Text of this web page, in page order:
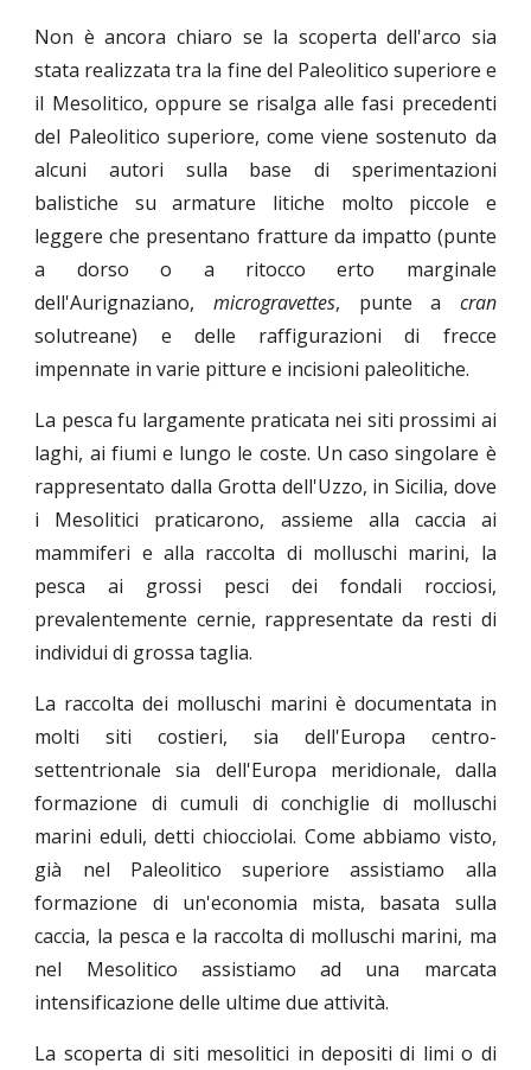
Non è ancora chiaro se la scoperta dell'arco sia
stata realizzata tra la fine del Paleolitico superiore e
il Mesolitico, oppure se risalga alle fasi precedenti
del Paleolitico superiore, come viene sostenuto da
alcuni autori sulla base di sperimentazioni
balistiche su armature litiche molto piccole e
leggere che presentano fratture da impatto (punte
a dorso o a ritocco erto marginale
dell'Aurignaziano, microgravettes, punte a cran
solutreane) e delle raffigurazioni di frecce
impennate in varie pitture e incisioni paleolitiche.
La pesca fu largamente praticata nei siti prossimi ai
laghi, ai fiumi e lungo le coste. Un caso singolare è
rappresentato dalla Grotta dell'Uzzo, in Sicilia, dove
i Mesolitici praticarono, assieme alla caccia ai
mammiferi e alla raccolta di molluschi marini, la
pesca ai grossi pesci dei fondali rocciosi,
prevalentemente cernie, rappresentate da resti di
individui di grossa taglia.
La raccolta dei molluschi marini è documentata in
molti siti costieri, sia dell'Europa centro-
settentrionale sia dell'Europa meridionale, dalla
formazione di cumuli di conchiglie di molluschi
marini eduli, detti chiocciolai. Come abbiamo visto,
già nel Paleolitico superiore assistiamo alla
formazione di un'economia mista, basata sulla
caccia, la pesca e la raccolta di molluschi marini, ma
nel Mesolitico assistiamo ad una marcata
intensificazione delle ultime due attività.
La scoperta di siti mesolitici in depositi di limi o di